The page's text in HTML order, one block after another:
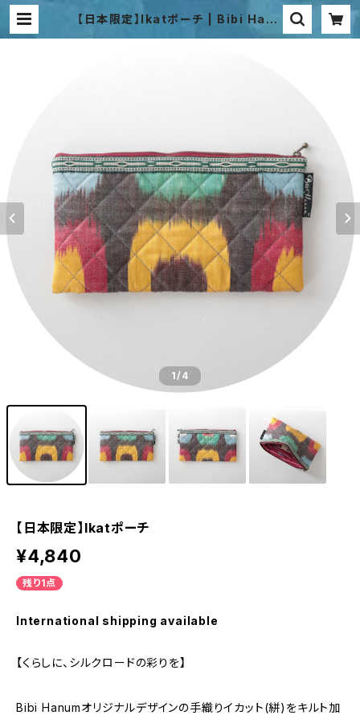
【日本限定】Ikatポーチ | Bibi Hanu
1/4
【日本限定】Ikatポーチ
¥4,840
残り1点
International shipping available
【くらしに、シルクロードの彩りを】
Bibi Hanumオリジナルデザインの手織りイカット(絣)をキルト加